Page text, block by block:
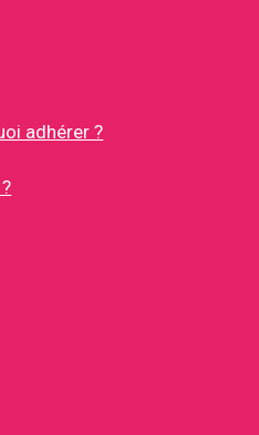
adhérer ?